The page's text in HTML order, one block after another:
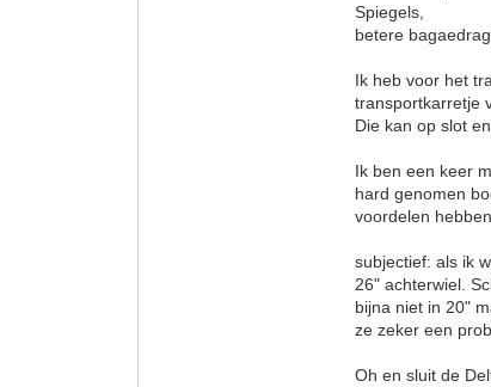
Spiegels,
betere
Ik heb voor het
transportkarretje
Die kan op slot
Ik ben een keer
hard genomen
voordelen hebben.
subjectief: als ik
26" achterwiel.
bijna niet in 20"
ze zeker een
Oh en sluit de